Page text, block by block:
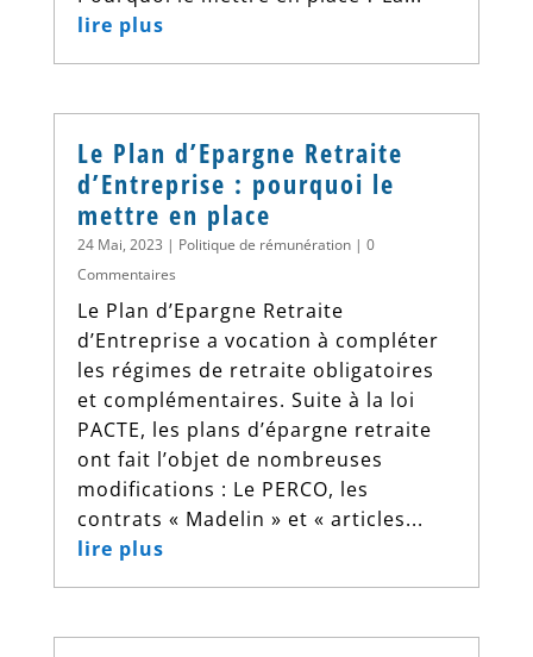
lire plus
Le Plan d’Epargne Retraite
d’Entreprise : pourquoi le
mettre en place
24 Mai, 2023 | Politique de rémunération| 0
Commentaires
Le Plan d’Epargne Retraite
d’Entreprise a vocation à compléter
les régimes de retraite obligatoires
et complémentaires. Suite à la loi
PACTE, les plans d’épargne retraite
ont fait l’objet de nombreuses
modifications : Le PERCO, les
contrats « Madelin » et « articles...
lire plus